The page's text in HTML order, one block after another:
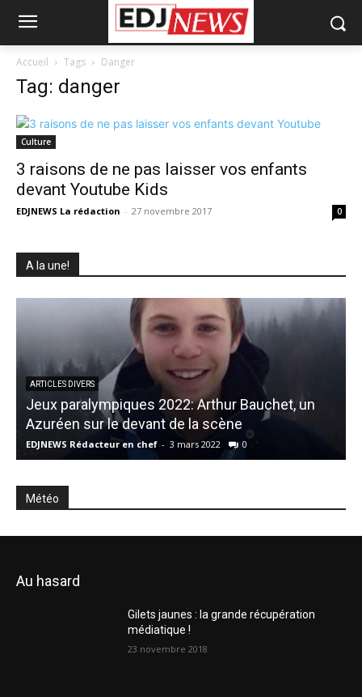
Accueil Tags Danger
Tag: danger
Culture
3 raisons de ne pas laisser vos enfants
devant Youtube Kids
EDJNEWS La rédaction - 27 novembre 2017 0
A la une!
ARTICLES DIVERS
Jeux paralympiques 2022: Arthur Bauchet, un
Azuréen sur le devant de la scène
EDJNEWS Rédacteur en chef - 3 mars 2022 0
Météo
Au hasard
Gilets jaunes : la grande récupération
médiatique !
23 novembre 2018